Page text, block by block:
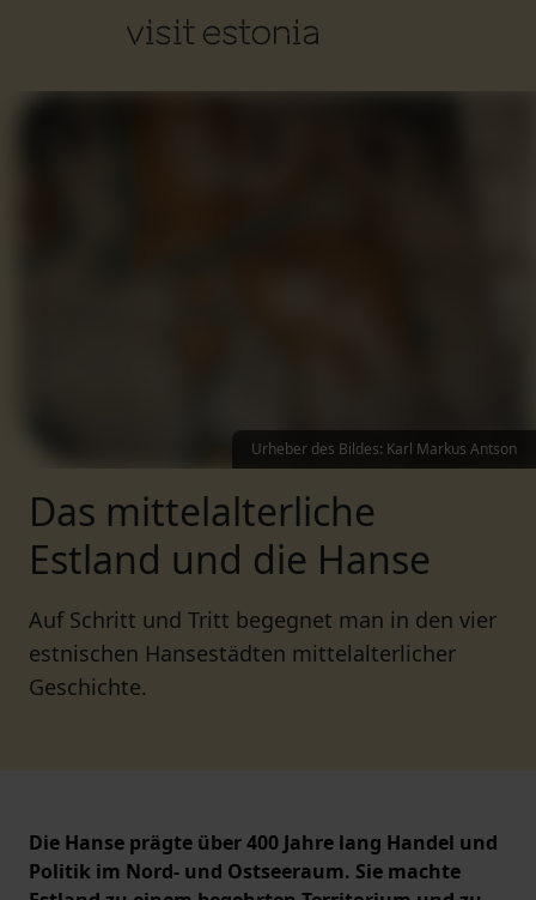
Urheber des Bildes: Karl Markus Antson
Das mittelalterliche
Estland und die Hanse
Auf Schritt und Tritt begegnet man in den vier
estnischen Hansestädten mittelalterlicher
Geschichte.
Die Hanse prägte über 400 Jahre lang Handel und
Politik im Nord- und Ostseeraum. Sie machte